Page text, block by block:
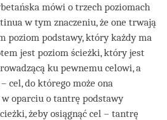
mówi o trzech poziomach
w tym znaczeniu, że one trwają
poziom podstawy, który każdy ma
jest poziom ścieżki, który jest
ku pewnemu celowi, a
cel, do którego może ona
oparciu o tantrę podstawy
żeby osiągnąć cel – tantrę